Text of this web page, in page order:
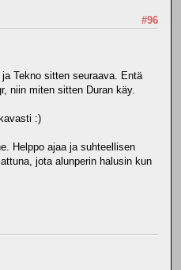
#96
Tekno sitten seuraava. Entä
niin miten sitten Duran käy.
:)
Helppo ajaa ja suhteellisen
jota alunperin halusin kun